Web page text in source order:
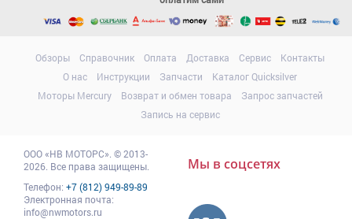
Обзоры Справочник Оплата Доставка Сервис
Контакты
О нас
Инструкции Запчасти
Каталог Quicksilver
Моторы Mercury
Возврат и обмен товара
Запрос запчастей
Запись на сервис
ООО«НВ МОТОРС» © 2013-
2026. Все права защищены.
Телефон: +7 (812) 949-89-89
Электронная почта:
info@nwmotors.ru
Мы в соцсетях